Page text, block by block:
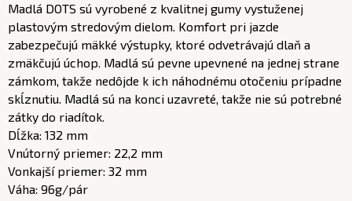
Madlá DOTS sú vyrobené z kvalitnej gumy vystuženej
plastovým stredovým dielom. Komfort pri jazde
zabezpečujú mäkké výstupky, ktoré odvetrávajú dlaň a
zmäkčujú úchop. Madlá sú pevne upevnené na jednej strane
zámkom, takže nedôjde k ich náhodnému otočeniu prípadne
skĺznutiu. Madlá sú na konci uzavreté, takže nie sú potrebné
zátky do riadítok.
Dĺžka: 132 mm
Vnútorný priemer: 22,2 mm
Vonkajší priemer: 32 mm
Váha: 96g/pár